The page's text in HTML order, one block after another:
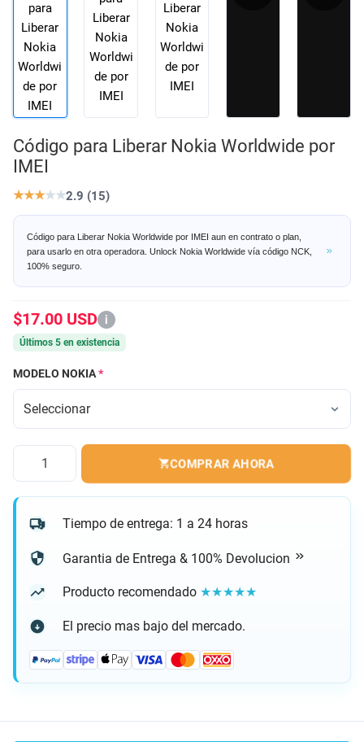
Código para Liberar Nokia Worldwide por
IMEI
★★★★★2.9 (15)
Código para Liberar Nokia Worldwide por IMEI aun en contrato o plan,
para usarlo en otra operadora. Unlock Nokia Worldwide vía código NCK,
100% seguro.
$17.00 USD i
Últimos 5 en existencia
MODELO NOKIA*
Cantidad
COMPRAR AHORA
Tiempo de entrega: 1 a 24 horas
Garantia de Entrega & 100% Devolucion
Producto recomendado ★★★★★
El precio mas bajo del mercado.